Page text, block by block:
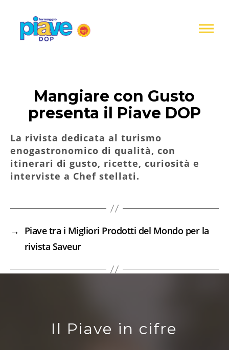
Mangiare con Gusto
presenta il Piave DOP
La rivista dedicata al turismo
enogastronomico di qualità, con
itinerari di gusto, ricette, curiosità e
interviste a Chef stellati.
→ Piave tra i Migliori Prodotti del Mondo per la
rivista Saveur
Il Piave in cifre
raccolta